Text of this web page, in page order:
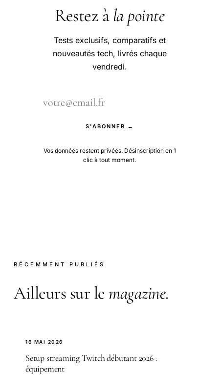
Restez à la pointe
Tests exclusifs, comparatifs et
nouveautés tech, livrés chaque
vendredi.
S'ABONNER →
Vos données restent privées. Désinscription en 1
clic à tout moment.
RÉCEMMENT PUBLIÉS
Ailleurs sur le magazine.
16 MAI 2026
Setup streaming Twitch débutant 2026 :
équipement